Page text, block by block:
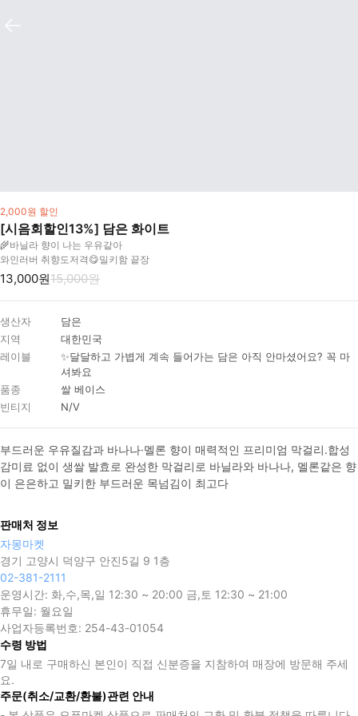
2,000원 할인
[시음회할인13%] 담은 화이트
🌾바닐라 향이 나는 우유같아
와인러버 취향도저격😋밀키함 끝장
13,000원15,000원
생산자
담은
지역
대한민국
레이블
✨달달하고 가볍게 계속 들어가는 담은 아직 안마셨어요? 꼭 마
셔봐요
품종
쌀 베이스
빈티지
N/V
부드러운 우유질감과 바나나·멜론 향이 매력적인 프리미엄 막걸리.합성
감미료 없이 생쌀 발효로 완성한 막걸리로 바닐라와 바나나, 멜론같은 향
이 은은하고 밀키한 부드러운 목넘김이 최고다
판매처 정보
자몽마켓
경기 고양시 덕양구 안진5길 9 1층
02-381-2111
운영시간: 화,수,목,일 12:30 ~ 20:00 금,토 12:30 ~ 21:00
휴무일: 월요일
사업자등록번호: 254-43-01054
수령 방법
7일 내로 구매하신 본인이 직접 신분증을 지참하여 매장에 방문해 주세
요.
주문(취소/교환/환불)관련 안내